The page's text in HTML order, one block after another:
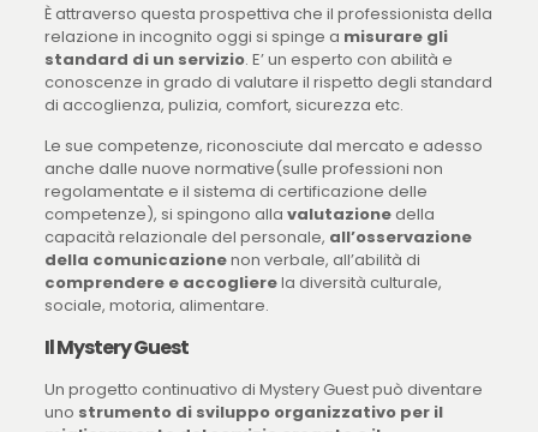
È attraverso questa prospettiva che il professionista della
relazione in incognito oggi si spinge a misurare gli
standard di un servizio. E’ un esperto con abilità e
conoscenze in grado di valutare il rispetto degli standard
di accoglienza, pulizia, comfort, sicurezza etc.
Le sue competenze, riconosciute dal mercato e adesso
anche dalle nuove normative(sulle professioni non
regolamentate e il sistema di certificazione delle
competenze), si spingono alla valutazione della
capacità relazionale del personale, all’osservazione
della comunicazionenon verbale, all’abilità di
comprendere e accoglierela diversità culturale,
sociale, motoria, alimentare.
Il Mystery Guest
Un progetto continuativo di Mystery Guest può diventare
uno strumento di sviluppo organizzativo per il